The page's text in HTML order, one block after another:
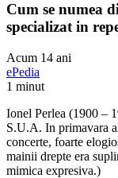
Cum se numea
specializat in
Acum 14 ani
ePedia
1 minut
Ionel Perlea (1900 –
S.U.A. In primavara
concerte, foarte
mainii drepte era
mimica expresiva.)